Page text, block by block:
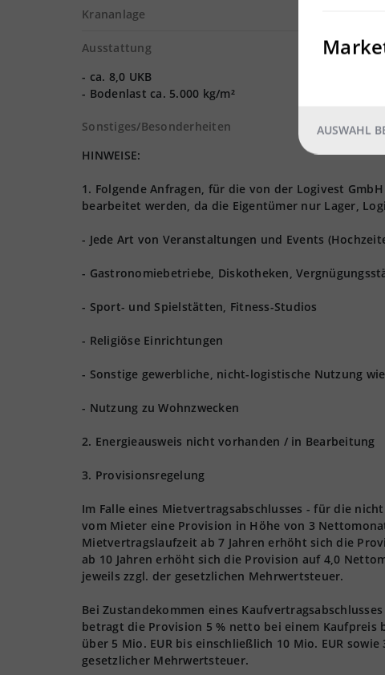
Krananlage
Ausstattung
- ca. 8,0 UKB
- Bodenlast ca. 5.000 kg/m²
Sonstiges/Besonderheiten
HINWEISE:
1. Folgende Anfragen, für die von der Logivest
bearbeitet werden, da die Eigentümer nur Lager,
- Jede Art von Veranstaltungen und Events
- Gastronomiebetriebe, Diskotheken,
- Sport- und Spielstätten, Fitness-Studios
- Religiöse Einrichtungen
- Sonstige gewerbliche, nicht-logistische Nutzung
- Nutzung zu Wohnzwecken
2. Energieausweis nicht vorhanden / in Bearbeitung
3. Provisionsregelung
Im Falle eines Mietvertragsabschlusses - für die
vom Mieter eine Provision in Höhe von 3
Mietvertragslaufzeit ab 7 Jahren erhöht sich die
ab 10 Jahren erhöht sich die Provision auf 4,0
jeweils zzgl. der gesetzlichen Mehrwertsteuer.
Bei Zustandekommen eines
betragt die Provision 5 % netto bei einem Kaufpreis
über 5 Mio. EUR bis einschließlich 10 Mio. EUR
gesetzlicher Mehrwertsteuer.
AUSWAHL